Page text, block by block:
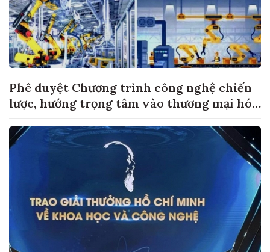
Phê duyệt Chương trình công nghệ chiến
lược, hướng trọng tâm vào thương mại hóa